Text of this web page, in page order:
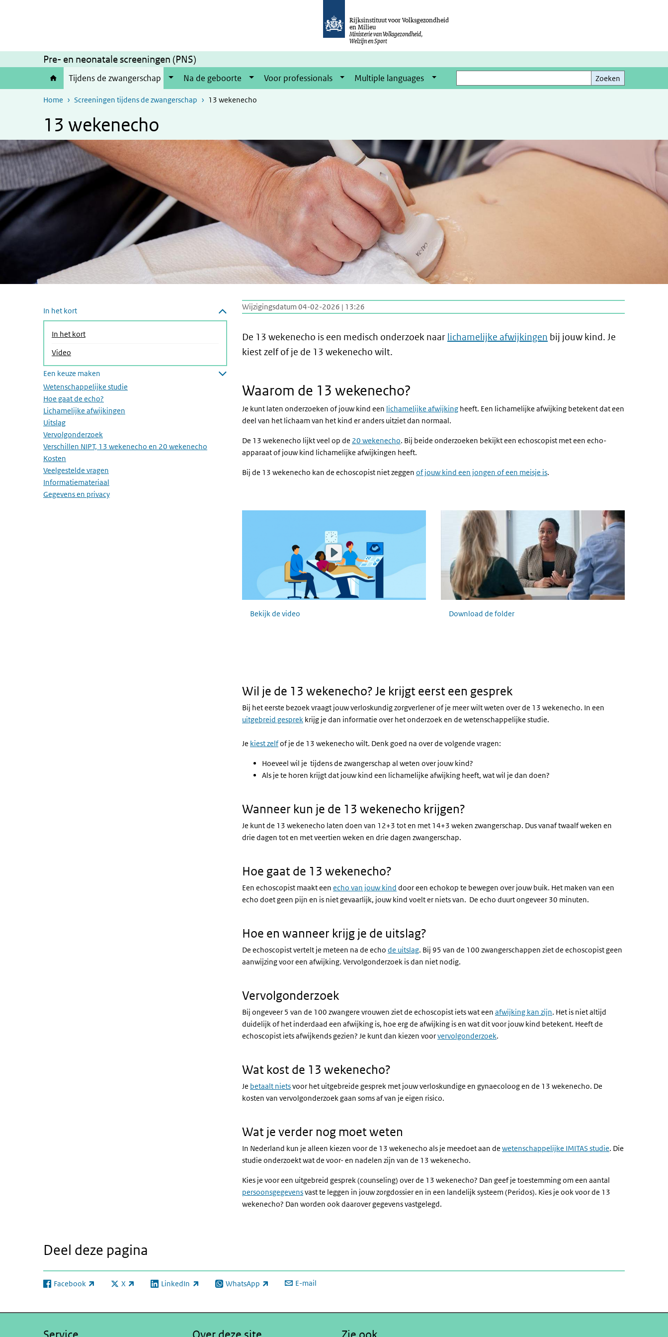
Rijksinstituut voor Volksgezondheid
en Milieu
Ministerie van Volksgezondheid,
Welzijn en Sport
Pre- en neonatale screeningen (PNS)
Tijdens de zwangerschap Na de geboorte Voor professionals Multiple languages
Zoeken
Zoeken
Home Screeningen tijdens de zwangerschap 13 wekenecho
13 wekenecho
Overslaan menu
In het kort
Submenu sluiten
In het kort(Actieve pagina)
Video
Een keuze maken
Submenu openen
Wetenschappelijke studie
Hoe gaat de echo?
Lichamelijke afwijkingen
Uitslag
Vervolgonderzoek
Verschillen NIPT, 13 wekenecho en 20 wekenecho
Kosten
Veelgestelde vragen
Informatiemateriaal
Gegevens en privacy
Wijzigingsdatum 04-02-2026 | 13:26
De 13 wekenecho is een medisch onderzoek naar lichamelijke afwijkingen bij jouw kind. Je
kiest zelf of je de 13 wekenecho wilt.
Waarom de 13 wekenecho?
Je kunt laten onderzoeken of jouw kind een lichamelijke afwijking heeft. Een lichamelijke afwijking betekent dat een
deel van het lichaam van het kind er anders uitziet dan normaal.
De 13 wekenecho lijkt veel op de 20 wekenecho. Bij beide onderzoeken bekijkt een echoscopist met een echo-
apparaat of jouw kind lichamelijke afwijkingen heeft.
Bij de 13 wekenecho kan de echoscopist niet zeggen of jouw kind een jongen of een meisje is.
Bekijk de video
Folder over de 13 wekenecho en de 20 wekenecho
Download de folder
Wil je de 13 wekenecho? Je krijgt eerst een gesprek
Bij het eerste bezoek vraagt jouw verloskundig zorgverlener of je meer wilt weten over de 13 wekenecho. In een
uitgebreid gesprek krijg je dan informatie over het onderzoek en de wetenschappelijke studie.
Je kiest zelfof je de 13 wekenecho wilt. Denk goed na over de volgende vragen:
Hoeveel wil je tijdens de zwangerschap al weten over jouw kind?
Als je te horen krijgt dat jouw kind een lichamelijke afwijking heeft, wat wil je dan doen?
Wanneer kun je de 13 wekenecho krijgen?
Je kunt de 13 wekenecho laten doen van 12+3 tot en met 14+3 weken zwangerschap. Dus vanaf twaalf weken en
drie dagen tot en met veertien weken en drie dagen zwangerschap.
Hoe gaat de 13 wekenecho?
Een echoscopist maakt een echo van jouw kind door een echokop te bewegen over jouw buik. Het maken van een
echo doet geen pijn en is niet gevaarlijk, jouw kind voelt er niets van. De echo duurt ongeveer 30 minuten.
Hoe en wanneer krijg je de uitslag?
De echoscopist vertelt je meteen na de echo de uitslag. Bij 95 van de 100 zwangerschappen ziet de echoscopist geen
aanwijzing voor een afwijking. Vervolgonderzoek is dan niet nodig.
Vervolgonderzoek
Bij ongeveer 5 van de 100 zwangere vrouwen ziet de echoscopist iets wat een afwijking kan zijn. Het is niet altijd
duidelijk of het inderdaad een afwijking is, hoe erg de afwijking is en wat dit voor jouw kind betekent. Heeft de
echoscopist iets afwijkends gezien? Je kunt dan kiezen voorvervolgonderzoek.
Wat kost de 13 wekenecho?
Je betaalt nietsvoor het uitgebreide gesprek met jouw verloskundige en gynaecoloog en de 13 wekenecho. De
kosten van vervolgonderzoek gaan soms af van je eigen risico.
Wat je verder nog moet weten
In Nederland kun je alleen kiezen voor de 13 wekenecho als je meedoet aan de wetenschappelijke IMITAS studie. Die
studie onderzoekt wat de voor- en nadelen zijn van de 13 wekenecho.
Kies je voor een uitgebreid gesprek (counseling) over de 13 wekenecho? Dan geef je toestemming om een aantal
persoonsgegevensvast te leggen in jouw zorgdossier en in een landelijk systeem (Peridos). Kies je ook voor de 13
wekenecho? Dan worden ook daarover gegevens vastgelegd.
Deel deze pagina
Facebook
(externe link) X
(externe link) LinkedIn
(externe link) WhatsApp
(externe link) E-mail
Service Over deze site Zie ook